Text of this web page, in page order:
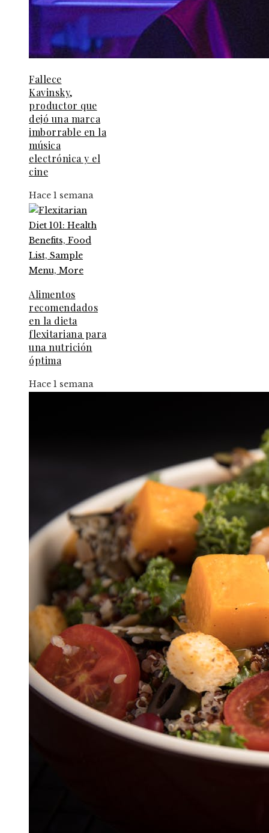
Fallece
Kavinsky,
productor que
dejó una marca
imborrable en la
música
electrónica y el
cine
Hace 1 semana
Alimentos
recomendados
en la dieta
flexitariana para
una nutrición
óptima
Hace 1 semana